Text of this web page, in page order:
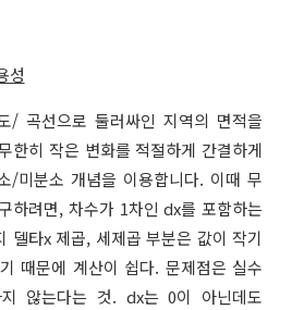
성
/ 곡선으로 둘러싸인 지역의 면적을
한히 작은 변화를 적절하게 간결하게
/미분소 개념을 이용합니다. 이때 무
하려면, 차수가 1차인 dx를 포함하는
델타x 제곱, 세제곱 부분은 값이 작기
때문에 계산이 쉽다. 문제점은 실수
않는다는 것. dx는 0이 아닌데도